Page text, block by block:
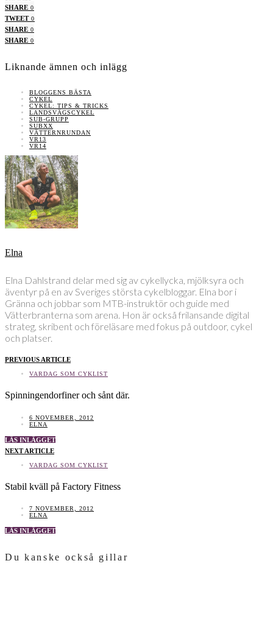
SHARE 0
TWEET 0
SHARE 0
SHARE 0
Liknande ämnen och inlägg
BLOGGENS BÄSTA
CYKEL
CYKEL: TIPS & TRICKS
LANDSVÄGSCYKEL
SUB-GRUPP
SUBXX
VÄTTERNRUNDAN
VR13
VR14
Elna
Elna Dahlstrand delar med sig av cykellycka, mjölksyra och
äventyr på en av Sveriges största cykelbloggar. Elna bor i
Gränna och jobbar som MTB-instruktör och guide med
Vätterbranterna som arena. Hon är också frilansande digital
strateg, skribent och föreläsare med fokus på outdoor, cykel
och platser.
PREVIOUS ARTICLE
VARDAG SOM CYKLIST
Spinningendorfiner och sånt där.
6 NOVEMBER, 2012
ELNA
LÄS INLÄGGET
NEXT ARTICLE
VARDAG SOM CYKLIST
Stabil kväll på Factory Fitness
7 NOVEMBER, 2012
ELNA
LÄS INLÄGGET
Du kanske också gillar